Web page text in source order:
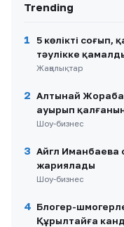
Trending
1
5 көлікті
тәулікке
Жаңалықтар
2 Алтынай
ауырып
Шоу-бизнес
3 Айгүл Иманбаева
жариялады
Шоу-бизнес
4 Блогер-
Құрылтайға